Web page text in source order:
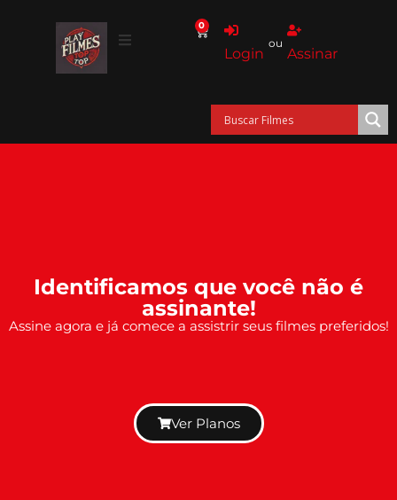
0
Login
ou
Assinar
Identificamos que você não é
assinante!
Assine agora e já comece a assistrir seus filmes preferidos!
Ver Planos